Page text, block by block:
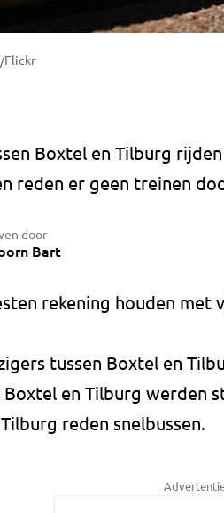
Flickr
Boxtel en Tilburg
reden er geen treinen
door
Bart
rekening houden
tussen Boxtel en
Boxtel en Tilburg werden
reden snelbussen.